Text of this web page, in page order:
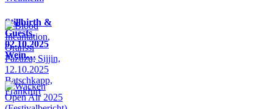
Stillbirth &
Guests,
02.10.2025
Wein…